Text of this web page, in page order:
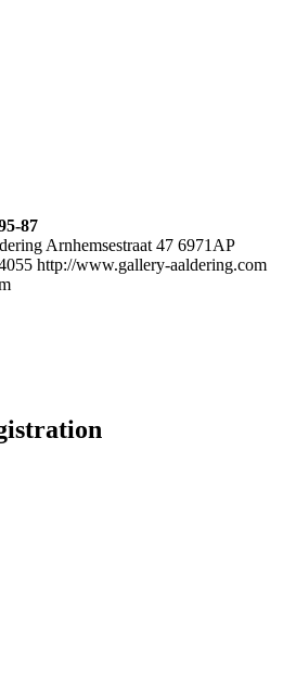
87
Arnhemsestraat 47 6971AP
http://www.gallery-aaldering.com